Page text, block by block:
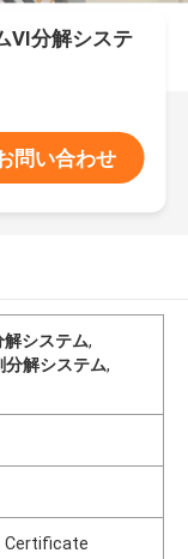
VI分解システ
問い合わせ
解システム,
分解システム,
Certificate